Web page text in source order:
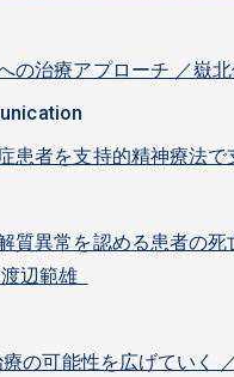
の治療アプローチ ／嶽
患者を支持的精神療法で
質異常を認める患者の
辺範雄
の可能性を広げていく